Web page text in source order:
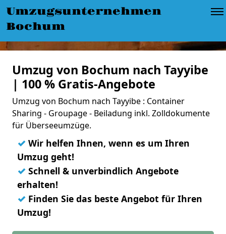
Umzugsunternehmen
Bochum
Umzug von Bochum nach Tayyibe
| 100 % Gratis-Angebote
Umzug von Bochum nach Tayyibe : Container
Sharing - Groupage - Beiladung inkl. Zolldokumente
für Überseeumzüge.
✓ Wir helfen Ihnen, wenn es um Ihren
Umzug geht!
✓ Schnell & unverbindlich Angebote
erhalten!
✓ Finden Sie das beste Angebot für Ihren
Umzug!